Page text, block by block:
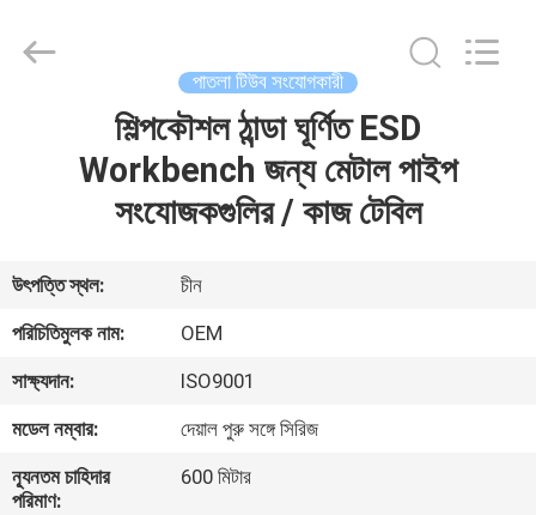
আমাদের
সম্পর্কে
কারখানা
ভ্রমণ
পাতলা টিউব সংযোগকারী
শিল্পকৌশল ঠান্ডা ঘূর্ণিত ESD
Workbench জন্য মেটাল পাইপ
সংযোজকগুলির / কাজ টেবিল
উৎপত্তি স্থল:
চীন
পরিচিতিমুলক নাম:
OEM
সাক্ষ্যদান:
ISO9001
মডেল নম্বার:
দেয়াল পুরু সঙ্গে সিরিজ
ন্যূনতম চাহিদার
পরিমাণ:
600 মিটার